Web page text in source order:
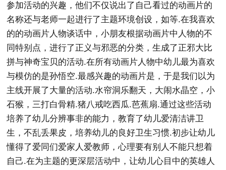
参加活动的兴趣，他们不仅说出了自己看过的动画片的
名称还与老师一起进行了主题环境创设，如等.在我喜欢
的的动画片人物谈话中，小朋友根据动画片中人物的不
同特别点，进行了正义与邪恶的分类，生成了正邪大比
拼与神奇宝贝的活动.在所有动画片人物中幼儿最为喜欢
与模仿的是孙悟空.最感兴趣的动画片是，于是我们以为
主线开展了大量的活动.水帘洞乐翻天，大闹水晶空，小
石猴，三打白骨精.猪八戒吃西瓜.芭蕉扇.通过这些活动
培养了幼儿分辨事非的能力，教育了幼儿爱清洁讲卫
生，不乱丢果皮，培养幼儿的良好卫生习惯.初步让幼儿
懂得了爱同们爱家人爱教师，心理要有别人不能只想着
自己.在为主题的更深层活动中，让幼儿心目中的英雄人